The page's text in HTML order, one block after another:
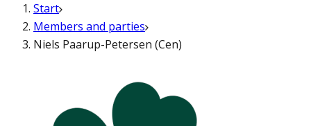
Start
Members and parties
Niels Paarup-Petersen (Cen)